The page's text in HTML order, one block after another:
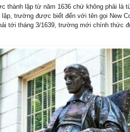
thành lập từ năm 1636 chứ không phải là
trường được biết đến với tên gọi New
tới tháng 3/1639, trường mới chính thức